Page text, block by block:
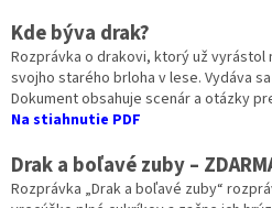
Kde býva drak?
Rozprávka o drakovi, ktorý už
svojho starého brloha v lese. Vydáva
Dokument obsahuje scenár a otázky
Na stiahnutie PDF
Drak a boľavé zuby –
Rozprávka „Drak a boľavé zuby“